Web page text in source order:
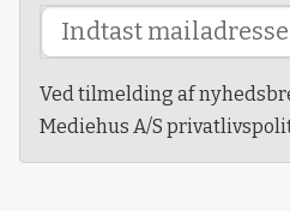
Ved tilmelding af
Mediehus A/S